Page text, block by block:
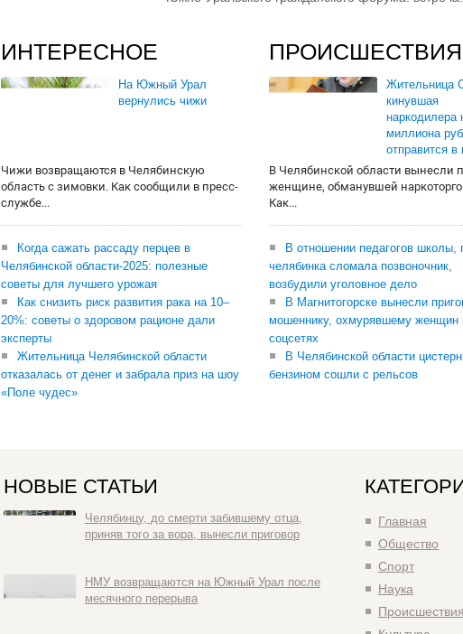
ИНТЕРЕСНОЕ
На Южный Урал
вернулись чижи
Чижи возвращаются в Челябинскую
область с зимовки. Как сообщили в пресс-
службе...
Когда сажать рассаду перцев в
Челябинской области-2025: полезные
советы для лучшего урожая
Как снизить риск развития рака на 10–
20%: советы о здоровом рационе дали
эксперты
Жительница Челябинской области
отказалась от денег и забрала приз на шоу
«Поле чудес»
ПРОИСШЕСТВИЯ
Жительница
кинувшая
наркодилера
миллиона
отправится
В Челябинской области вынесли
женщине, обманувшей
Как...
В отношении педагогов школы,
челябинка сломала позвоночник,
возбудили уголовное дело
В Магнитогорске вынесли
мошеннику, охмурявшему женщин
соцсетях
В Челябинской области
бензином сошли с рельсов
НОВЫЕ СТАТЬИ
Челябинцу, до смерти забившему отца,
приняв того за вора, вынесли приговор
НМУ возвращаются на Южный Урал после
месячного перерыва
Главная
Общество
Спорт
Наука
Происшествия